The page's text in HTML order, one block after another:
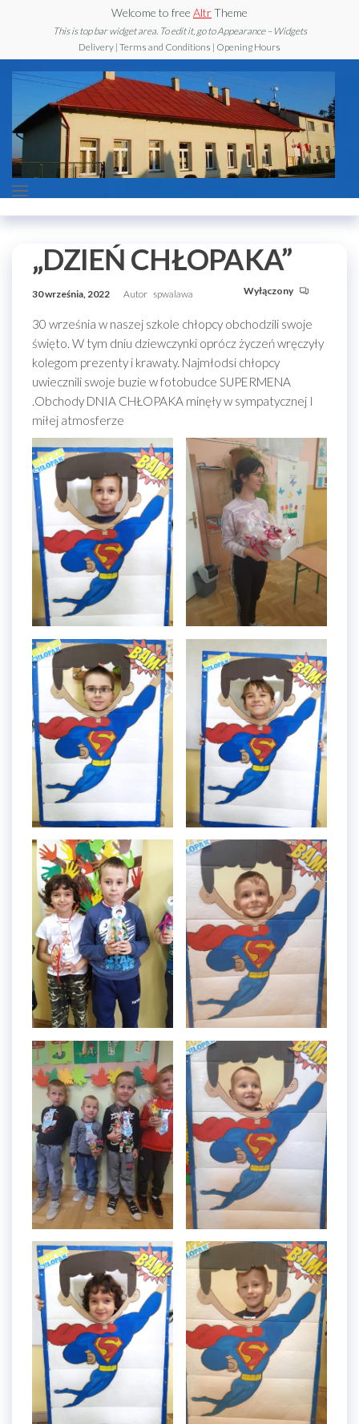
treści
Welcome to free AltrTheme
This is top bar widget area. To edit it, go to Appearance – Widgets
Delivery | Terms and Conditions | Opening Hours
Szkoła
Podstawowa z
Oddziałem
Przedszkolnym
im. Jana Pawła
II w Walawie
„DZIEŃ CHŁOPAKA”
30 września, 2022 Autor spwalawa Wyłączony
30 września w naszej szkole chłopcy obchodzili swoje
święto. W tym dniu dziewczynki oprócz życzeń wręczyły
kolegom prezenty i krawaty. Najmłodsi chłopcy
uwiecznili swoje buzie w fotobudce SUPERMENA
.Obchody DNIA CHŁOPAKA minęły w sympatycznej I
miłej atmosferze